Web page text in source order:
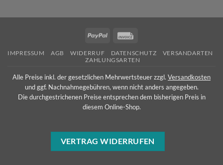
PayPal
IMPRESSUM AGB WIDERRUF DATENSCHUTZ
VERSANDARTEN
ZAHLUNGSARTEN
Alle Preise inkl. der gesetzlichen Mehrwertsteuer zzgl. Versandkosten
und ggf. Nachnahmegebühren, wenn nicht anders angegeben.
Die durchgestrichenen Preise entsprechen dem bisherigen Preis in
diesem Online-Shop.
VERTRAG WIDERRUFEN